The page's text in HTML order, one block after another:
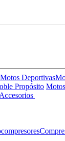
Motos Deportivas
Propósito
Accesorios